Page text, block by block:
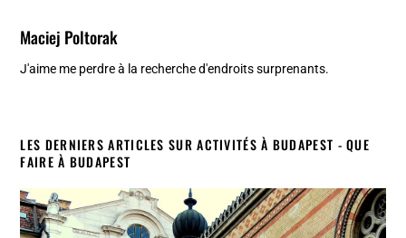
Maciej Poltorak
J'aime me perdre à la recherche d'endroits surprenants.
LES DERNIERS ARTICLES SUR ACTIVITÉS À BUDAPEST - QUE
FAIRE À BUDAPEST